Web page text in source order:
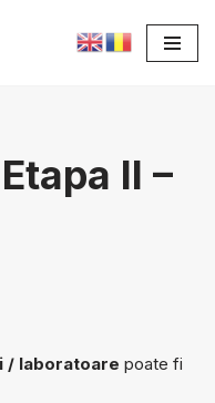
II –
/ laboratoare poate fi